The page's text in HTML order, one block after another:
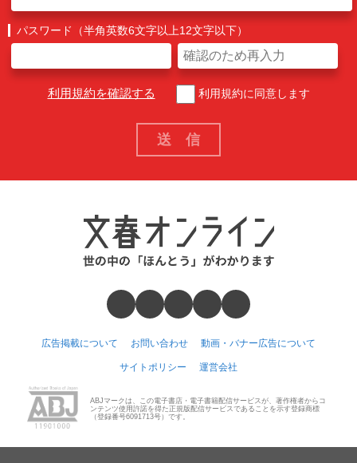
パスワード（半角英数6文字以上12文字以下）
利用規約を確認する 利用規約に同意します
広告掲載について お問い合わせ 動画・バナー広告について
サイトポリシー 運営会社
ABJマークは、この電子書店・電子書籍配信サービスが、著作権者からコ
ンテンツ使用許諾を得た正規版配信サービスであることを示す登録商標
（登録番号6091713号）です。